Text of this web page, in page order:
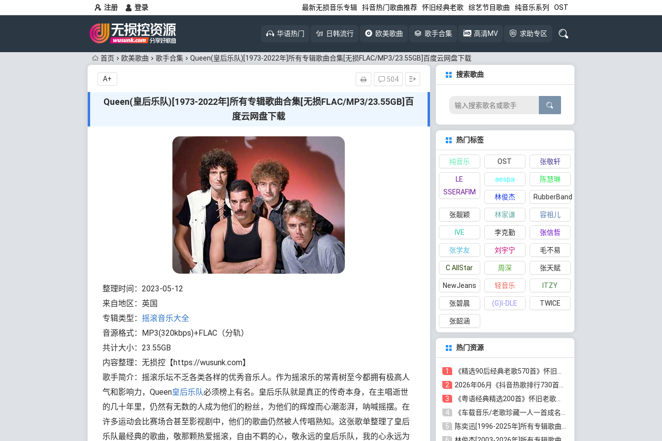
注册 登录 最新无损音乐专辑 抖音热门歌曲推荐 怀旧经典老歌 综艺节目歌曲 纯音乐系列 OST
华语热门 日韩流行 欧美歌曲 歌手合集 高清MV 求助专区
首页 欧美歌曲 歌手合集 Queen(皇后乐队)[1973-2022年]所有专辑歌曲合集[无损FLAC/MP3/23.55GB]百度云网盘下载
Queen(皇后乐队)[1973-2022年]所有专辑歌曲合集[无损FLAC/MP3/23.55GB]百
度云网盘下载
504
A+
整理时间：2023-05-12
来自地区：英国
专辑类型： 摇滚音乐大全
音源格式：MP3(320kbps)+FLAC（分轨）
共计大小：23.55GB
内容整理：无损控【https://wusunk.com】
歌手简介：摇滚乐坛不乏各类各样的优秀音乐人。作为摇滚乐的常青树至今都拥有极高人
气和影响力，Queen皇后乐队必须榜上有名。皇后乐队就是真正的传奇本身，在主唱逝世
的几十年里，仍然有无数的人成为他们的粉丝，为他们的辉煌而心潮澎湃，呐喊摇摆。在
许多运动会比赛场合甚至影视剧中，他们的歌曲仍然被人传唱熟知。这张歌单整理了皇后
乐队最经典的歌曲，敬那颗热爱摇滚，自由不羁的心，敬永远的皇后乐队，我的心永远为
搜索歌曲
热门标签
纯音乐 OST 张敬轩
LE
SSERAFIM
aespa 陈慧琳
林俊杰 RubberBand
张靓颖 林家谦 容祖儿
IVE 李克勤 张信哲
张学友 刘宇宁 毛不易
C AllStar 周深 张天赋
NewJeans 轻音乐 ITZY
张碧晨 (G)I-DLE TWICE
张韶涵
热门资源
1
《精选90后经典老歌570首》怀旧歌曲合集[高品质MP3/320K/5.44GB]百度云网盘下载
2
2026年06月《抖音热歌排行730首》最火热门歌曲整理[高品质MP3/320K/5.35GB]百度云网盘下载
3
《粤语经典精选200首》怀旧老歌大全[无损FLAC/MP3/6.77GB]百度云网盘下载
4
《车载音乐/老歌珍藏一人一首成名曲12CD》[无损WAV分轨+MP3/6.79GB]百度云网盘下载
5
陈奕迅[1996-2025年]所有专辑歌曲合集[无损FLAC/MP3/48.18GB]百度云网盘下载